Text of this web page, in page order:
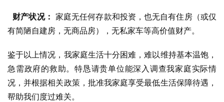
财产状况： 家庭无任何存款和投资，也无自有住房（或仅
有简陋自建房，无商品房），无私家车等高价值财产。
鉴于以上情况，我家庭生活十分困难，难以维持基本温饱，
急需政府的救助。特恳请贵单位能深入调查我家庭实际情
况，并根据相关政策，批准我家庭享受最低生活保障待遇，
帮助我们度过难关。